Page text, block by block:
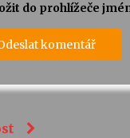
do prohlížeče